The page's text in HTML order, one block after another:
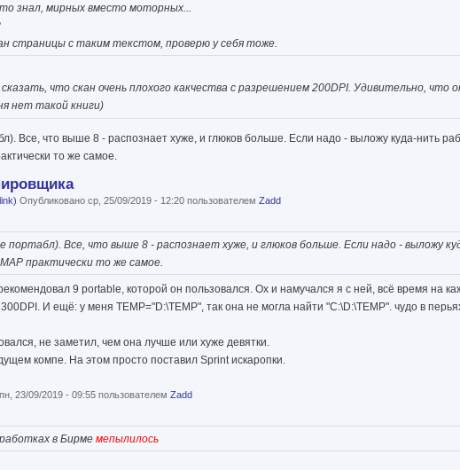
знал, мирных вместо моторных...
страницы с таким текстом, проверю у себя тоже.
что скан очень плохого какчества с разрешением 200DPI. Удивительно,
нет такой книги)
Все, что выше 8 - распознает хуже, и глюков больше. Если надо - выложу куда-нить
то же самое.
Опубликовано ср, 25/09/2019 - 12:20 пользователем Zadd
портабл). Все, что выше 8 - распознает хуже, и глюков больше. Если надо - выложу
практически то же самое.
9 portable, которой он пользовался. Ох и намучался я с ней, всё время на
И ещё: у меня TEMP="D:\TEMP", так она не могла найти "С:\D:\TEMP". чудо в
не заметил, чем она лучше или хуже девятки.
компе. На этом просто поставил Sprint искаропки.
23/09/2019 - 09:55 пользователем Zadd
в Бирме мепылилось